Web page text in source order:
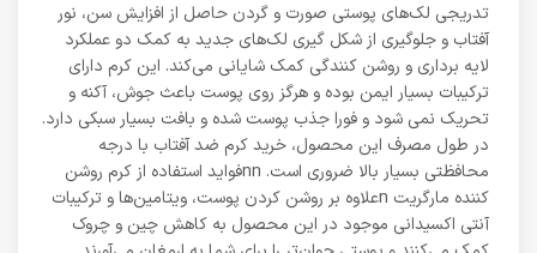
تدریجی لک‌های پوستی صورت و گردن حاصل از افزایش سن، نور
آفتاب و جلوگیری از شکل گیری لک‌های جدید به کمک دو عملکرد
لایه برداری و روشن کنندگی کمک شایانی می‌کند. این کرم دارای
ترکیبات بسیار ایمن بوده و هرگز روی پوست باعث جوش، آکنه و
تحریک نمی شود و فورا جذب پوست شده و بافت بسیار سبکی دارد.
در طول مصرف این محصول، خرید کرم ضد آفتاب با درجه
محافظتی بسیار بالا ضروری است. nnفواید استفاده از کرم روشن
کننده مارگریت nعلاوه بر روشن کردن پوست، ویتامین‌ها و ترکیبات
آنتی اکسیدانی موجود در این محصول به کاهش چین و چروک